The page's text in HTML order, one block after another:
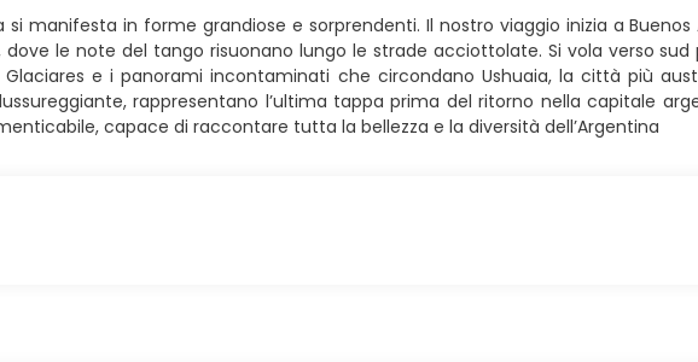
si manifesta in forme grandiose e sorprendenti. Il nostro viaggio inizia a
le note del tango risuonano lungo le strade acciottolate. Si vola verso sud
Glaciares e i panorami incontaminati che circondano Ushuaia, la città più
rappresentano l’ultima tappa prima del ritorno nella capitale
capace di raccontare tutta la bellezza e la diversità dell’Argentina